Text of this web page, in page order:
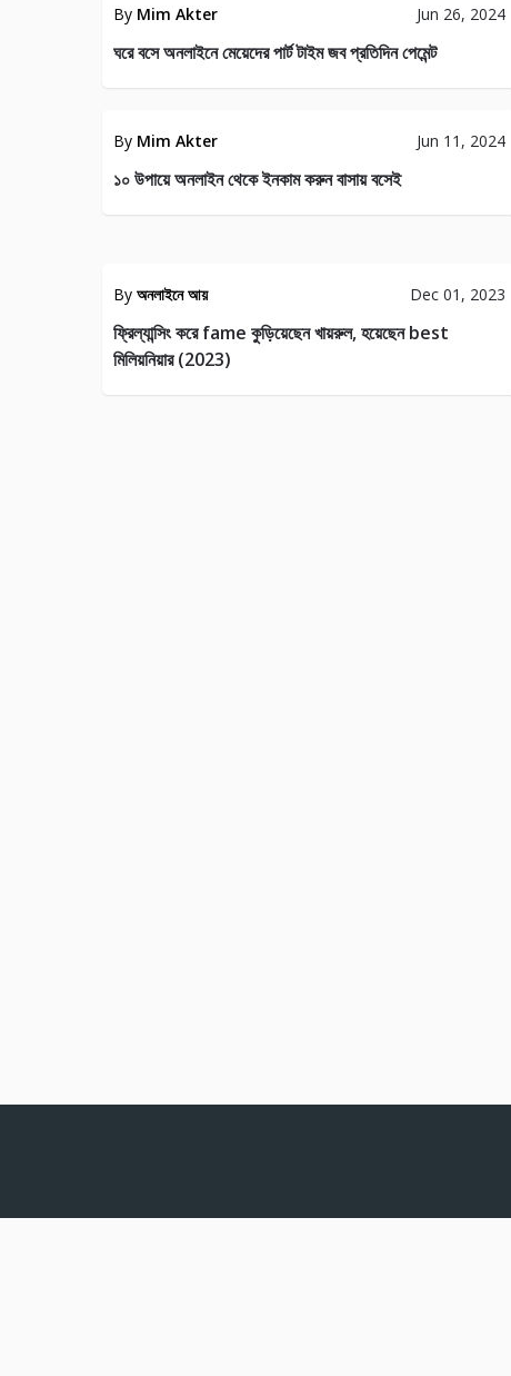
By Mim Akter Jun 26, 2024
ঘরে বসে অনলাইনে মেয়েদের পার্ট টাইম জব প্রতিদিন পেমেন্ট
By Mim Akter Jun 11, 2024
১০ উপায়ে অনলাইন থেকে ইনকাম করুন বাসায় বসেই
341
INCOME
By অনলাইনে আয় Dec 01, 2023
ফ্রিল্যান্সিং করে fame কুড়িয়েছেন খায়রুল, হয়েছেন best
মিলিয়নিয়ার (2023)
55